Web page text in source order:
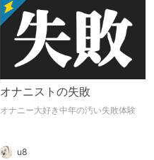
オナニストの失敗
オナニー大好き中年の汚い失敗体験
u8